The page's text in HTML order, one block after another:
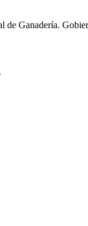
Ganadería.